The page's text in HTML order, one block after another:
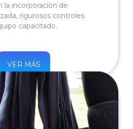
la incorporación de
rigurosos controles
capacitado.
VER MÁS